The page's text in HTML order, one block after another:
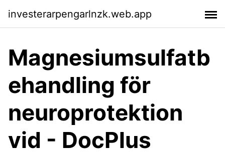
investerarpengarlnzk.web.app
Magnesiumsulfatb
ehandling för
neuroprotektion
vid - DocPlus